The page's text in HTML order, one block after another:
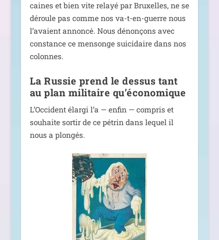
caines et bien vite relayé par Bruxelles, ne se
déroule pas comme nos va-t-en-guerre nous
l’a­vaient annon­cé. Nous dénon­çons avec
constance ce men­songe sui­ci­daire dans nos
colonnes.
La Russie prend le dessus tant
au plan militaire qu’économique
L’Occident élar­gi l’a — enfin — com­pris et
sou­haite sor­tir de ce pétrin dans lequel il
nous a plongés.